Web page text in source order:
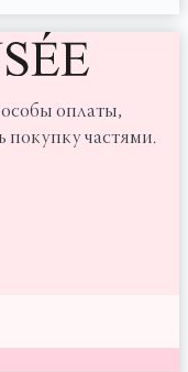
оплаты,
покупку частями.